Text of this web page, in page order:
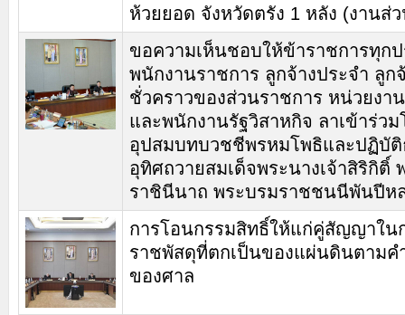
ห้วยยอด จังหวัดตรัง 1 หลัง (งานส่
ขอความเห็นชอบให้ข้าราชการทุกป
พนักงานราชการ ลูกจ้างประจำ ลูก
ชั่วคราวของส่วนราชการ หน่วยงา
และพนักงานรัฐวิสาหกิจ ลาเข้าร่วม
อุปสมบทบวชชีพรหมโพธิและปฏิบัติ
อุทิศถวายสมเด็จพระนางเจ้าสิริกิติ์
ราชินีนาถ พระบรมราชชนนีพันปีห
การโอนกรรมสิทธิ์ให้แก่คู่สัญญาใน
ราชพัสดุที่ตกเป็นของแผ่นดินตามค
ของศาล